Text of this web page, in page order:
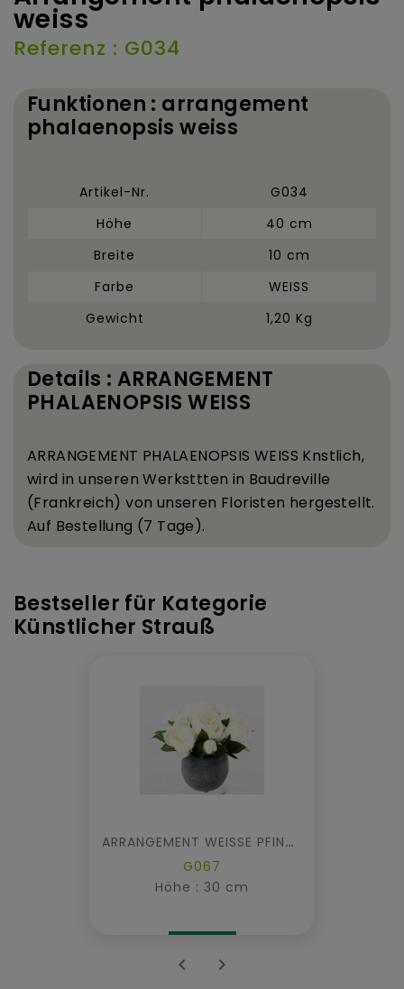
weiss
Referenz : G034
Funktionen : arrangement
phalaenopsis weiss
Artikel-Nr.
G034
Höhe
40 cm
Breite
10 cm
Farbe
WEISS
Gewicht
1,20 Kg
Details : ARRANGEMENT
PHALAENOPSIS WEISS
ARRANGEMENT PHALAENOPSIS WEISS Knstlich,
wird in unseren Werksttten in Baudreville
(Frankreich) von unseren Floristen hergestellt.
Auf Bestellung (7 Tage).
Bestseller für Kategorie
Künstlicher Strauß
ARRANGEMENT WEISSE PFINGSTROSEN
G067
Höhe : 30 cm
 